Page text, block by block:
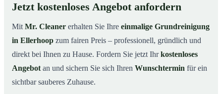
Jetzt kostenloses Angebot anfordern
Mit Mr. Cleaner erhalten Sie Ihre einmalige Grundreinigung
in Ellerhoop zum fairen Preis – professionell, gründlich und
direkt bei Ihnen zu Hause. Fordern Sie jetzt Ihrkostenloses
Angebot an und sichern Sie sich Ihren Wunschtermin für ein
sichtbar sauberes Zuhause.